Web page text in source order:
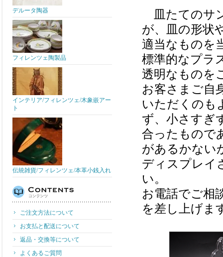
デルータ陶器
フィレンツェ陶製品
インテリア/フィレンツェ/木象嵌アー
ト
伝統雑貨/フィレンツェ/本革小銭入れ
ご注文方法について
お支払と配送について
返品・交換等について
よくあるご質問
皿たてのサ
が、皿の形状
適当なものを
標準的なプラ
透明なものを
お客さまご自
いただくのも
ず、小さすぎ
合ったもので
があるかない
ディスプレイ
い。
お電話でご相
を差し上げま